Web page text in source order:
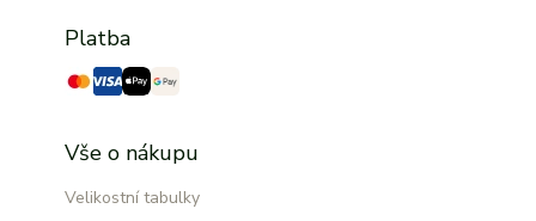
Platba
Vše o nákupu
Velikostní tabulky